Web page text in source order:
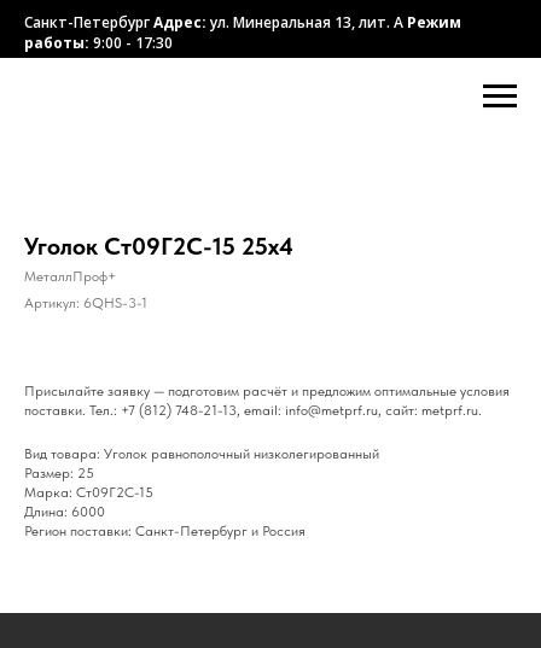
Санкт-ПетербургАдрес:ул. Минеральная 13, лит. А Режим
работы: 9:00 - 17:30
Уголок Ст09Г2С-15 25х4
МеталлПроф+
Артикул: 6QHS-3-1
Присылайте заявку — подготовим расчёт и предложим оптимальные условия
поставки. Тел.: +7 (812) 748-21-13, email: info@metprf.ru, сайт: metprf.ru.
Вид товара: Уголок равнополочный низколегированный
Размер: 25
Марка: Ст09Г2С-15
Длина: 6000
Регион поставки: Санкт-Петербург и Россия